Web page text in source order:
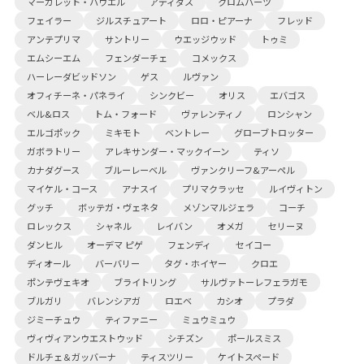
フェイラー
ジルスチュアート ロロ・ピアーナ
フレッド
アンテプリマ
サントリー ウエッジウッド
トゥミ
エムシーエム
フェンダーチェ
コメックス
ハーレーダビッドソン
ゲス
ルヴァン
オフィチーネ・パネライ
シンクビー オリス
エバゴス
ベル&ロス
トム・フォード ヴァレンティノ
ロンシャン
エルゴポック
ミキモト ベントレー
グローブトロッター
ガボラトリー
アレキサンダー・マックイーン
ティソ
カナダグース
ブルーレーベル
ヴァンクリーフ&アーペル
マイケル・コース
アナスイ プリマクラッセ
ルイヴィトン
グッチ
ボッテガ・ヴェネタ メゾンマルジェラ
コーチ
ロレックス
シャネル レイバン オメガ
セリーヌ
ダンヒル
オーデマ ピゲ フェンディ
セイコー
ディオール
バーバリー タグ・ホイヤー
クロエ
ポンテヴェキオ
ブライトリング
サルヴァトーレフェラガモ
ブルガリ
バレンシアガ ロエベ カシオ
プラダ
ジミーチュウ
ティファニー
ミュウミュウ
ヴィヴィアンウエストウッド
シチズン
ポールスミス
ドルチェ＆ガッバーナ
ティスツリー ケイトスペード